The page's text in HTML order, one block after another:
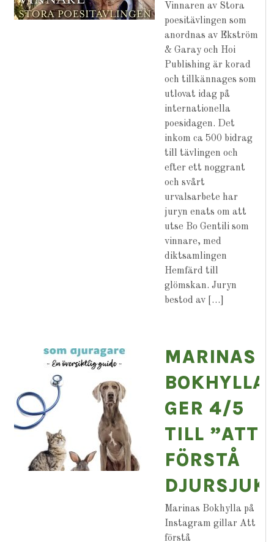
Vinnaren av Stora
poesitävlingen som
anordnas av Ekström
& Garay och Hoi
Publishing är korad
och tillkännages som
utlovat idag på
internationella
poesidagen. Det
inkom ca 500 bidrag
till tävlingen och
efter ett noggrant
och svårt
urvalsarbete har
juryn enats om att
utse Bo Gentili som
vinnare, med
diktsamlingen
Hemfärd till
glömskan. Juryn
bestod av […]
MARINAS
BOKHYLLA
GER 4/5
TILL ”ATT
FÖRSTÅ
Marinas Bokhylla på
Instagram gillar Att
förstå